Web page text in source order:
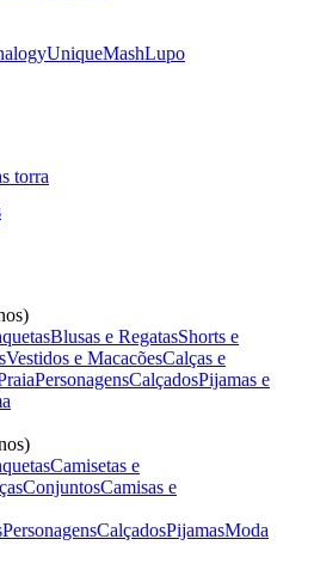
UniqueMashLupo
Blusas e RegatasShorts e
Vestidos e MacacõesCalças e
PersonagensCalçadosPijamas e
Camisetas e
ConjuntosCamisas e
PersonagensCalçadosPijamasModa